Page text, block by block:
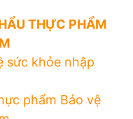
THỰC PHẨM
sức khỏe nhập
phẩm Bảo vệ